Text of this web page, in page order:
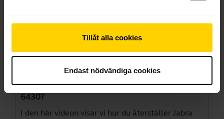
Tillåt alla cookies
Endast nödvändiga cookies
Hur återställer jag headsetet Jabra Go
6430?
I den här videon visar vi hur du återställer Jabra